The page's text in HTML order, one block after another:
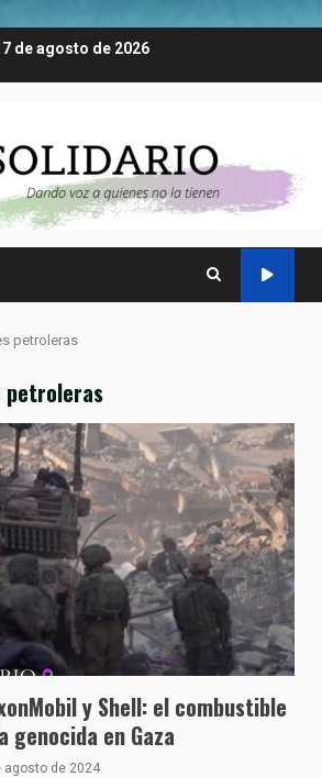
7 de agosto de 2026
petroleras
petroleras
y Shell: el combustible
genocida en Gaza
agosto de 2024